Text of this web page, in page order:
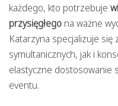
każdego, kto potrzebuje
przysięgłego na ważne
Katarzyna specjalizuje się
symultanicznych, jak i
elastyczne dostosowanie
eventu.